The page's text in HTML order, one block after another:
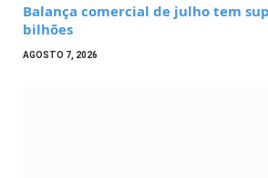
Balança comercial de julho tem
bilhões
AGOSTO 7, 2026